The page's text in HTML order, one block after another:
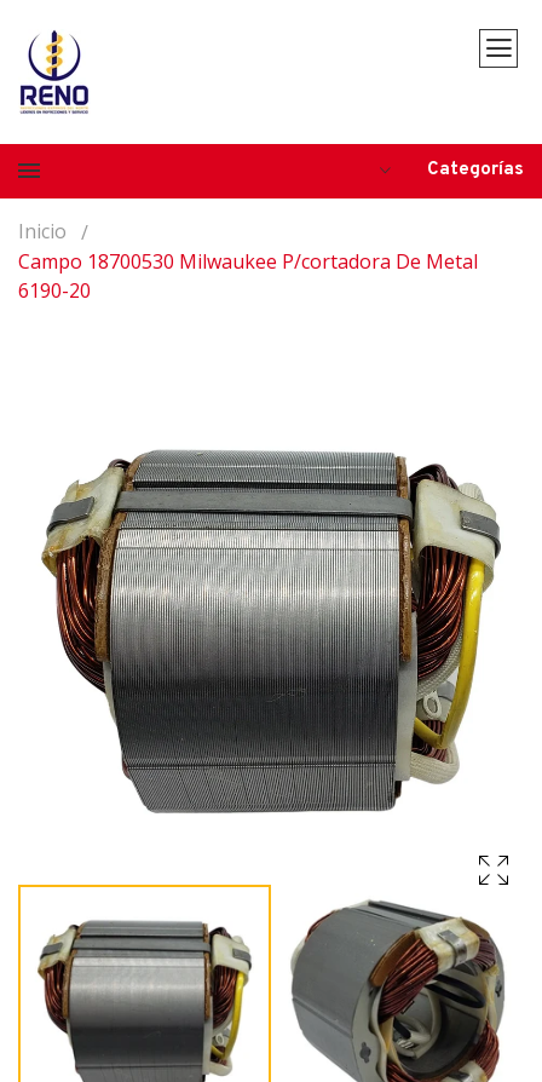
Categorías
Inicio
Campo 18700530 Milwaukee P/cortadora De Metal
6190-20